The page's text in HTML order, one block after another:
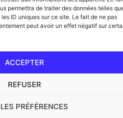
permettra de traiter des données telles
ID uniques sur ce site. Le fait de ne pas
peut avoir un effet négatif sur
ACCEPTER
REFUSER
PRÉFÉRENCES